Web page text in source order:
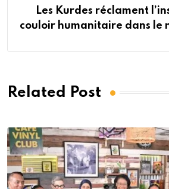
Les Kurdes réclament
couloir humanitaire dans le
Related Post